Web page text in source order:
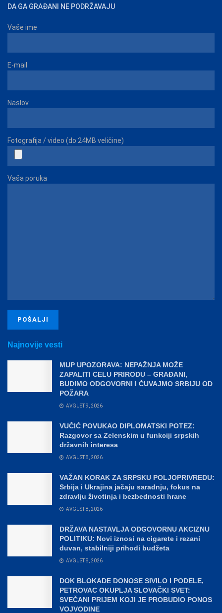
DA GA GRAĐANI NE PODRŽAVAJU
Vaše ime
E-mail
Naslov
Fotografija / video (do 24MB veličine)
Vaša poruka
Najnovije vesti
MUP UPOZORAVA: NEPAŽNJA MOŽE
ZAPALITI CELU PRIRODU – GRAĐANI,
BUDIMO ODGOVORNI I ČUVAJMO SRBIJU OD
POŽARA
AVGUST 9, 2026
VUČIĆ POVUKAO DIPLOMATSKI POTEZ:
Razgovor sa Zelenskim u funkciji srpskih
državnih interesa
AVGUST 8, 2026
VAŽAN KORAK ZA SRPSKU POLJOPRIVREDU:
Srbija i Ukrajina jačaju saradnju, fokus na
zdravlju životinja i bezbednosti hrane
AVGUST 8, 2026
DRŽAVA NASTAVLJA ODGOVORNU AKCIZNU
POLITIKU: Novi iznosi na cigarete i rezani
duvan, stabilniji prihodi budžeta
AVGUST 8, 2026
DOK BLOKADE DONOSE SIVILO I PODELE,
PETROVAC OKUPLJA SLOVAČKI SVET:
SVEČANI PRIJEM KOJI JE PROBUDIO PONOS
VOJVODINE